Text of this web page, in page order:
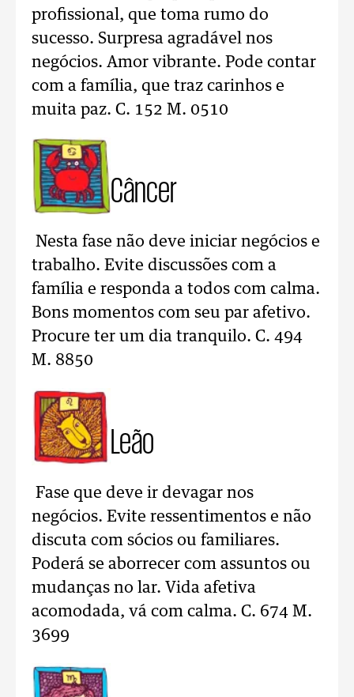
profissional, que toma rumo do
sucesso. Surpresa agradável nos
negócios. Amor vibrante. Pode contar
com a família, que traz carinhos e
muita paz. C. 152 M. 0510
Câncer
Nesta fase não deve iniciar negócios e
trabalho. Evite discussões com a
família e responda a todos com calma.
Bons momentos com seu par afetivo.
Procure ter um dia tranquilo. C. 494
M. 8850
Leão
Fase que deve ir devagar nos
negócios. Evite ressentimentos e não
discuta com sócios ou familiares.
Poderá se aborrecer com assuntos ou
mudanças no lar. Vida afetiva
acomodada, vá com calma. C. 674 M.
3699